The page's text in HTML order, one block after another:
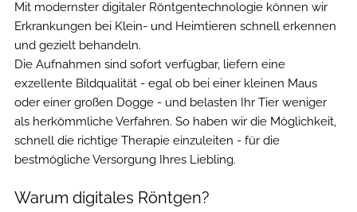
Mit modernster digitaler Röntgentechnologie können wir
Erkrankungen bei Klein- und Heimtieren schnell erkennen
und gezielt behandeln.
Die Aufnahmen sind sofort verfügbar, liefern eine
exzellente Bildqualität - egal ob bei einer kleinen Maus
oder einer großen Dogge - und belasten Ihr Tier weniger
als herkömmliche Verfahren. So haben wir die Möglichkeit,
schnell die richtige Therapie einzuleiten - für die
bestmögliche Versorgung Ihres Liebling.
Warum digitales Röntgen?